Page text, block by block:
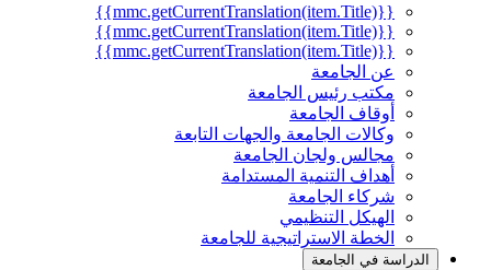
{{mmc.getCurrentTranslation(item.Title)}}
{{mmc.getCurrentTranslation(item.Title)}}
{{mmc.getCurrentTranslation(item.Title)}}
عن الجامعة
مكتب رئيس الجامعة
أوقاف الجامعة
وكالات الجامعة والجهات التابعة
مجالس ولجان الجامعة
أهداف التنمية المستدامة
شركاء الجامعة
الهيكل التنظيمي
الخطة الاستراتيجية للجامعة
الدراسة في الجامعة